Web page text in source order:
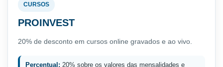
CURSOS
PROINVEST
20% de desconto em cursos online gravados e ao vivo.
Percentual: 20% sobre os valores das mensalidades e